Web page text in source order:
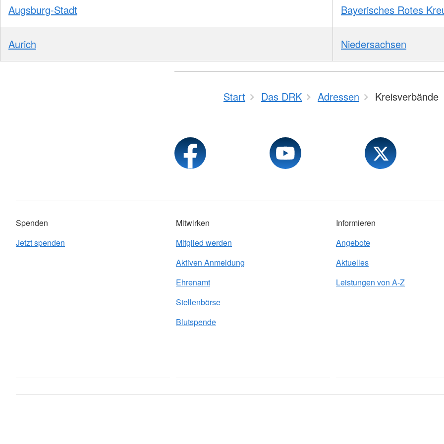
Augsburg-Stadt Bayerisches Rotes
Aurich Niedersachsen
Start Das DRK Adressen Kreisverbände
Spenden
Jetzt spenden
Mitwirken
Mitglied werden
Aktiven Anmeldung
Ehrenamt
Stellenbörse
Blutspende
Informieren
Angebote
Aktuelles
Leistungen von A-Z